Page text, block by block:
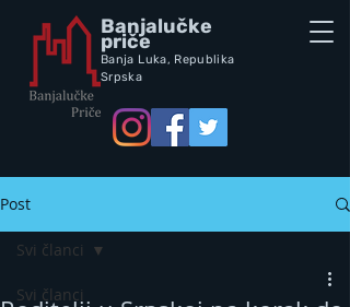
Banjalučke
priče
Banja Luka, Republika
Srpska
Post
Svi članci
Svi članci